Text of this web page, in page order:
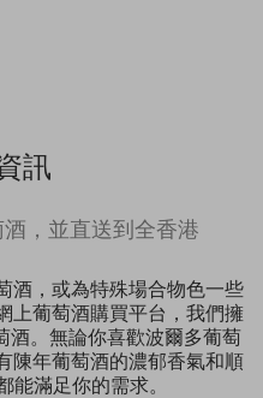
訊
，並直送到全香港
酒，或為特殊場合物色一些
上葡萄酒購買平台，我們擁
酒。無論你喜歡波爾多葡萄
陳年葡萄酒的濃郁香氣和順
能滿足你的需求。